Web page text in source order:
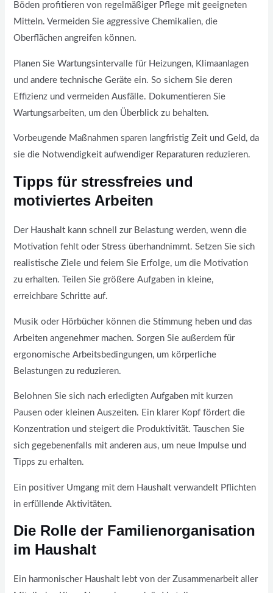
Böden profitieren von regelmäßiger Pflege mit geeigneten
Mitteln. Vermeiden Sie aggressive Chemikalien, die
Oberflächen angreifen können.
Planen Sie Wartungsintervalle für Heizungen, Klimaanlagen
und andere technische Geräte ein. So sichern Sie deren
Effizienz und vermeiden Ausfälle. Dokumentieren Sie
Wartungsarbeiten, um den Überblick zu behalten.
Vorbeugende Maßnahmen sparen langfristig Zeit und Geld, da
sie die Notwendigkeit aufwendiger Reparaturen reduzieren.
Tipps für stressfreies und
motiviertes Arbeiten
Der Haushalt kann schnell zur Belastung werden, wenn die
Motivation fehlt oder Stress überhandnimmt. Setzen Sie sich
realistische Ziele und feiern Sie Erfolge, um die Motivation
zu erhalten. Teilen Sie größere Aufgaben in kleine,
erreichbare Schritte auf.
Musik oder Hörbücher können die Stimmung heben und das
Arbeiten angenehmer machen. Sorgen Sie außerdem für
ergonomische Arbeitsbedingungen, um körperliche
Belastungen zu reduzieren.
Belohnen Sie sich nach erledigten Aufgaben mit kurzen
Pausen oder kleinen Auszeiten. Ein klarer Kopf fördert die
Konzentration und steigert die Produktivität. Tauschen Sie
sich gegebenenfalls mit anderen aus, um neue Impulse und
Tipps zu erhalten.
Ein positiver Umgang mit dem Haushalt verwandelt Pflichten
in erfüllende Aktivitäten.
Die Rolle der Familienorganisation
im Haushalt
Ein harmonischer Haushalt lebt von der Zusammenarbeit aller